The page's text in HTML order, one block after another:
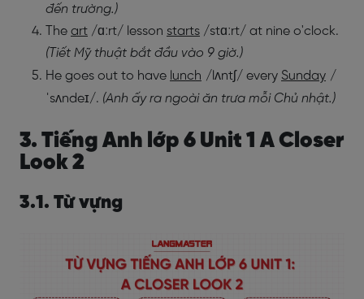
đến trường.)
The art /ɑːrt/ lesson starts /stɑːrt/ at nine o'clock.
(Tiết Mỹ thuật bắt đầu vào 9 giờ.)
He goes out to have lunch /lʌntʃ/ every Sunday /
ˈsʌndeɪ/. (Anh ấy ra ngoài ăn trưa mỗi Chủ nhật.)
3. Tiếng Anh lớp 6 Unit 1 A Closer
Look 2
3.1. Từ vựng